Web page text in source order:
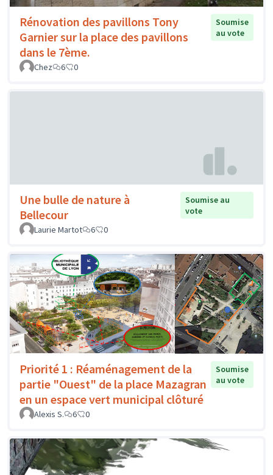
Rénovation des pavillons Tony
Garnier sur la place des pavillons
dans le 7ème.
Soumise
au vote
Chez 6 0
Une bulle de nature à
Bellecour
Soumise au
vote
Laurie Martot
6 0
Priorité 1 : Réaménagement de la
partie "Ouest" de la place Mazagran
en un espace vert municipal clôturé
Soumise
au vote
Alexis S. 6 0